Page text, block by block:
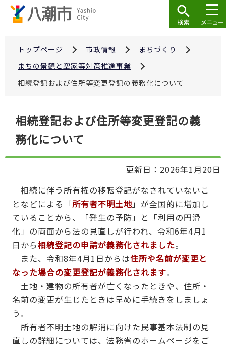
トップページ 市政情報
まちづくり
まちの景観と空家等対策推進事業
相続登記および住所等変更登記の義務化について
相続登記および住所等変更登記の義
務化について
更新日：2026年1月20日
相続に伴う所有権の移転登記がなされていないこ
となどによる「所有者不明土地」が全国的に増加し
ていることから、「発生の予防」と「利用の円滑
化」の両面から法の見直しが行われ、令和6年4月1
日から相続登記の申請が義務化されました。
また、令和8年4月1日からは住所や名前が変更と
なった場合の変更登記が義務化されます。
土地・建物の所有者が亡くなったときや、住所・
名前の変更が生じたときは早めに手続きをしましょ
う。
所有者不明土地の解消に向けた民事基本法制の見
直しの詳細については、法務省のホームページをご